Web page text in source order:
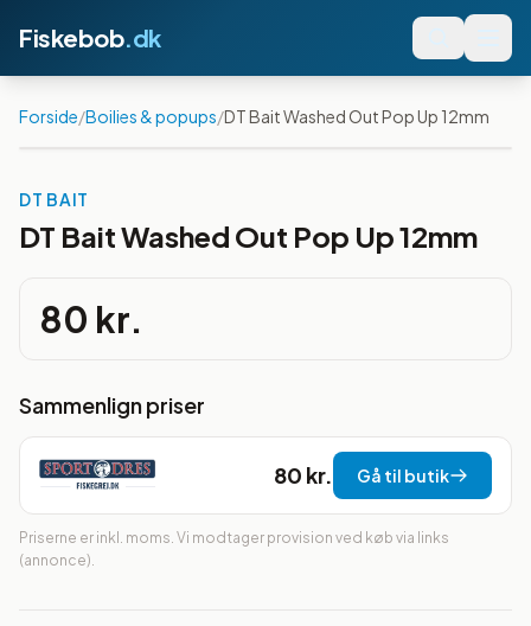
Fiskebob.dk
Forside/Boilies & popups/DT Bait Washed Out Pop Up 12mm
DT BAIT
DT Bait Washed Out Pop Up 12mm
80 kr.
Sammenlign priser
80 kr. Gå til butik
Priserne er inkl. moms. Vi modtager provision ved køb via links
(annonce).